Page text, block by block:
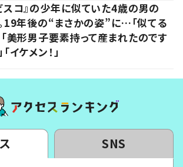
スコ』の少年に似ていた4歳の男の
19年後の“まさかの姿”に…「似てる
「美形男子要素持って産まれたのです
「イケメン！」
SNS